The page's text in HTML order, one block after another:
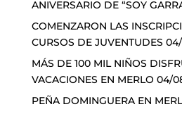
ANIVERSARIO DE “SOY
COMENZARON LAS
CURSOS DE JUVENTUDES
MÁS DE 100 MIL NIÑOS
VACACIONES EN MERLO 04/
PEÑA DOMINGUERA EN